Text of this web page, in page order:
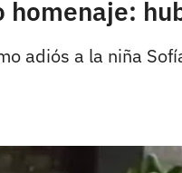
adiós a la niña